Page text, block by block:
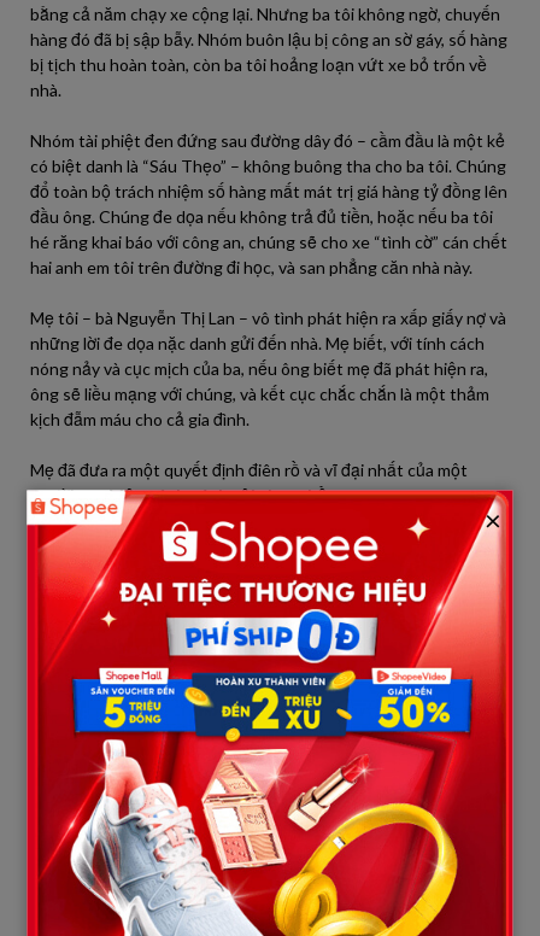
bằng cả năm chạy xe cộng lại. Nhưng ba tôi không ngờ, chuyến
hàng đó đã bị sập bẫy. Nhóm buôn lậu bị công an sờ gáy, số hàng
bị tịch thu hoàn toàn, còn ba tôi hoảng loạn vứt xe bỏ trốn về
nhà.
Nhóm tài phiệt đen đứng sau đường dây đó – cầm đầu là một kẻ
có biệt danh là “Sáu Thẹo” – không buông tha cho ba tôi. Chúng
đổ toàn bộ trách nhiệm số hàng mất mát trị giá hàng tỷ đồng lên
đầu ông. Chúng đe dọa nếu không trả đủ tiền, hoặc nếu ba tôi
hé răng khai báo với công an, chúng sẽ cho xe “tình cờ” cán chết
hai anh em tôi trên đường đi học, và san phẳng căn nhà này.
Mẹ tôi – bà Nguyễn Thị Lan – vô tình phát hiện ra xấp giấy nợ và
những lời đe dọa nặc danh gửi đến nhà. Mẹ biết, với tính cách
nóng nảy và cục mịch của ba, nếu ông biết mẹ đã phát hiện ra,
ông sẽ liều mạng với chúng, và kết cục chắc chắn là một thảm
kịch đẫm máu cho cả gia đình.
Mẹ đã đưa ra một quyết định điên rồ và vĩ đại nhất của một
người mẹ:Một mình gánh tội thay chồng.
Trong đoạn băng, mẹ khóc nghẹn:“…Mẹ đã lén hẹn gặp Sáu
Thẹo ở chợ đầu mối vào buổi sáng hôm đó. Mẹ mang theo toàn
bộ số vàng cưới ít ỏi, cùng tờ giấy cam kết sẽ dùng cả phần đời
còn lại để làm việc trừ nợ cho chúng, với điều kiện chúng phải
xóa sạch dấu vết của ba con, không được động đến một sợi tóc
của hai đứa trẻ. Mẹ biết bọn chúng là quỷ dữ, mẹ biết chuyến đi
này là lành ít dữ nhiều. Nhưng Nam ơi, mẹ không còn cách nào
khác. Nhìn con và em Tín ngủ say, mẹ chỉ ước một lát nữa mẹ có
thể mua mớ rau, con cá về nấu bữa trưa cho các con… nhưng mẹ
không làm được nữa rồi.”
Tiếng băng đột ngột chuyển sang những âm thanh hỗn tạp,
tiếng gió rít, tiếng bước chân vội vã và tiếng mẹ thì thầm thật
nhỏ, như thể đang trốn trong một góc tối để ghi âm nốt những
lời cuối cùng:
×